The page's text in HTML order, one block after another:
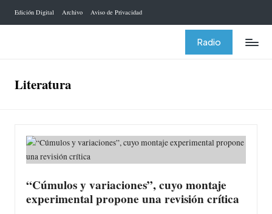
Saltar
Edición Digital Archivo Aviso de Privacidad
Radio
Literatura
“Cúmulos y variaciones”, cuyo montaje
experimental propone una revisión crítica